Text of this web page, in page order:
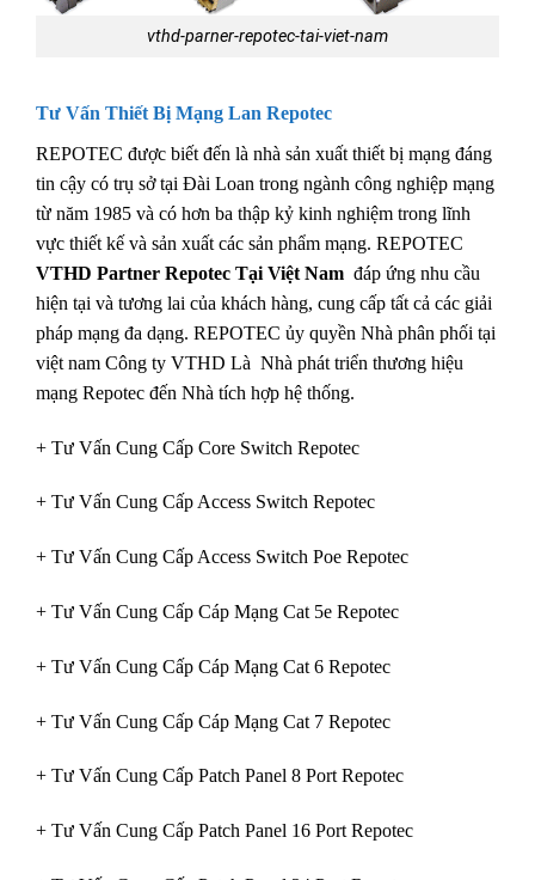
vthd-parner-repotec-tai-viet-nam
Tư Vấn Thiết Bị Mạng Lan Repotec
REPOTEC được biết đến là nhà sản xuất thiết bị mạng đáng
tin cậy có trụ sở tại Đài Loan trong ngành công nghiệp mạng
từ năm 1985 và có hơn ba thập kỷ kinh nghiệm trong lĩnh
vực thiết kế và sản xuất các sản phẩm mạng. REPOTEC
VTHD Partner Repotec Tại Việt Nam đáp ứng nhu cầu
hiện tại và tương lai của khách hàng, cung cấp tất cả các giải
pháp mạng đa dạng. REPOTEC ủy quyền Nhà phân phối tại
việt nam Công ty VTHD Là Nhà phát triển thương hiệu
mạng Repotec đến Nhà tích hợp hệ thống.
+ Tư Vấn Cung Cấp Core Switch Repotec
+ Tư Vấn Cung Cấp Access Switch Repotec
+ Tư Vấn Cung Cấp Access Switch Poe Repotec
+ Tư Vấn Cung Cấp Cáp Mạng Cat 5e Repotec
+ Tư Vấn Cung Cấp Cáp Mạng Cat 6 Repotec
+ Tư Vấn Cung Cấp Cáp Mạng Cat 7 Repotec
+ Tư Vấn Cung Cấp Patch Panel 8 Port Repotec
+ Tư Vấn Cung Cấp Patch Panel 16 Port Repotec